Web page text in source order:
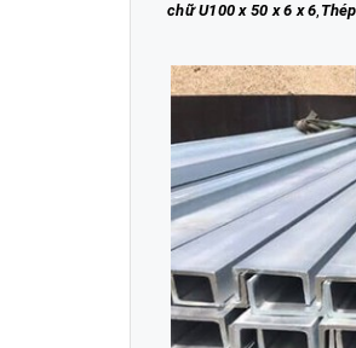
chữ U100 x 50 x 6 x 6,